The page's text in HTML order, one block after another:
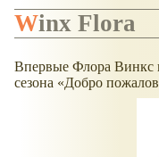
Winx Flora
Впервые Флора Винкс
сезона
Добро